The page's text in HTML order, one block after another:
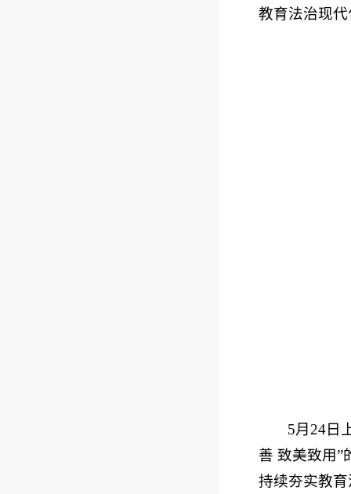
教育法治现
5月24日
善 致美致用”
持续夯实教